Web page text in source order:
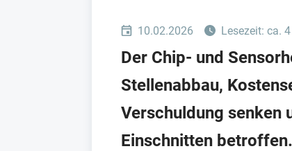
10.02.2026 Lesezeit: ca.
Der Chip- und
Stellenabbau,
Verschuldung senken
Einschnitten betroffen.